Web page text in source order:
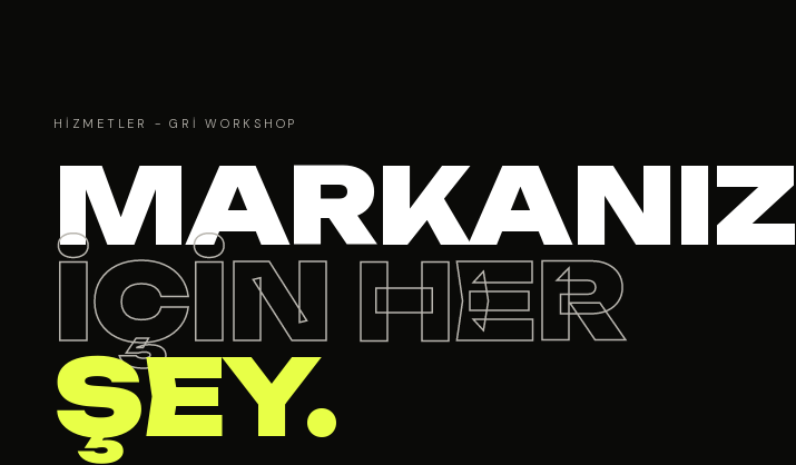
HIZMETLER - GRI WORKSHOP
MARKANIZ
İÇİN HER
ŞEY.